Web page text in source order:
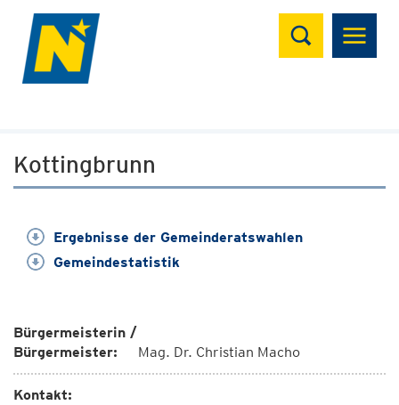
Suchen
Kottingbrunn
Ergebnisse der Gemeinderatswahlen
Gemeindestatistik
Bürgermeisterin /
Bürgermeister:
Mag. Dr. Christian Macho
Kontakt: